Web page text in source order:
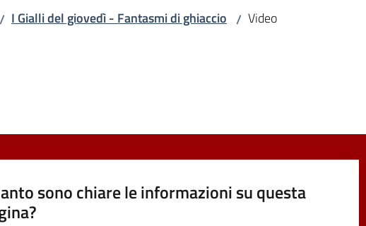
/ I Gialli del giovedì - Fantasmi di ghiaccio / Video
sono chiare le informazioni su questa